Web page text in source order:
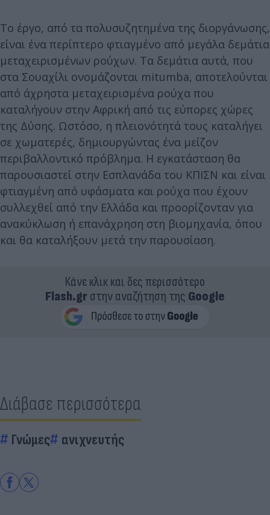
Το έργο, από τα πολυσυζητημένα της διοργάνωσης,
είναι ένα περίπτερο φτιαγμένο από μεγάλα δεμάτια
μεταχειρισμένων ρούχων. Τα δεμάτια αυτά, που
στα Σουαχίλι ονομάζονται mitumba, αποτελούνται
από άχρηστα μεταχειρισμένα ρούχα που
καταλήγουν στην Αφρική από τις εύπορες χώρες
της Δύσης. Ωστόσο, η πλειονότητά τους καταλήγει
σε χωματερές, δημιουργώντας ένα μείζον
περιβαλλοντικό πρόβλημα. Η εγκατάσταση θα
παρουσιαστεί στην Εσπλανάδα του ΚΠΙΣΝ και είναι
φτιαγμένη από υφάσματα και ρούχα που έχουν
συλλεχθεί από την Ελλάδα και προορίζονταν για
ανακύκλωση ή επανάχρηση στη βιομηχανία, όπου
και θα καταλήξουν μετά την παρουσίαση.
Κάνε κλικ και δες περισσότερο
Flash.grστην αναζήτηση της Google
Διάβασε περισσότερα
Γνώμες ανιχνευτής